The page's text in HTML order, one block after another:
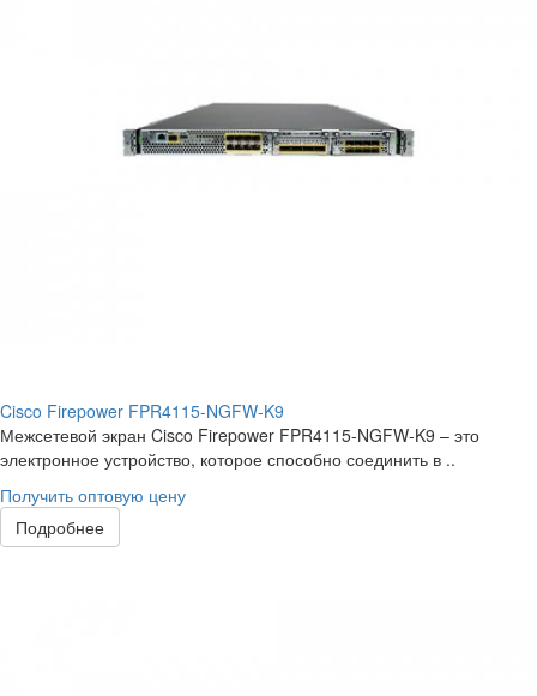
Cisco Firepower FPR4115-NGFW-K9
Межсетевой экран Cisco Firepower FPR4115-NGFW-K9 – это
электронное устройство, которое способно соединить в ..
Получить оптовую цену
Подробнее